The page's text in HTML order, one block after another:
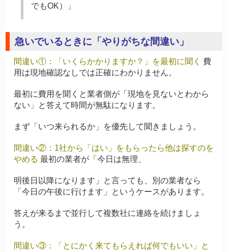
でもOK）」
急いでいるときに「やりがちな間違い」
間違い①：「いくらかかりますか？」を最初に聞く
費
用は現地確認なしでは正確にわかりません。
最初に費用を聞くと業者側が「現地を見ないとわから
ない」と答えて時間が無駄になります。
まず「いつ来られるか」を優先して聞きましょう。
間違い②：1社から「はい」をもらったら他は探すのを
やめる 最初の業者が「今日は無理、
明後日以降になります」と言っても、別の業者なら
「今日の午後に行けます」というケースがあります。
答えが来るまで並行して複数社に連絡を続けましょ
う。
間違い③：「とにかく来てもらえれば何でもいい」と